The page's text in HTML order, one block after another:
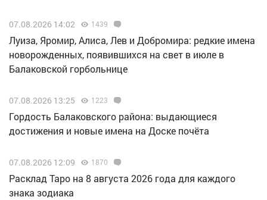
07.08.2026 14:02 1439
Луиза, Яромир, Алиса, Лев и Добромира: редкие имена
новорожденных, появившихся на свет в июле в
Балаковской горбольнице
07.08.2026 13:25 1223
Гордость Балаковского района: выдающиеся
достижения и новые имена на Доске почёта
07.08.2026 12:09 1870
Расклад Таро на 8 августа 2026 года для каждого
знака зодиака